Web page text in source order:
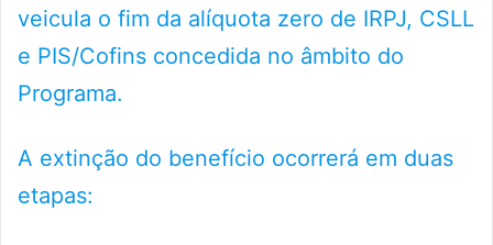
veicula o fim da alíquota zero de IRPJ, CSLL
e PIS/Cofins concedida no âmbito do
Programa.
A extinção do benefício ocorrerá em duas
etapas: